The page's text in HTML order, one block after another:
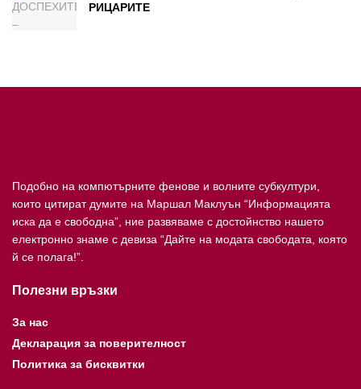
РИЦАРИТЕ
Подобно на компютърните фенове и волните субкултури,
които цитират думите на Маршал Маклуън “Информацията
иска да е свободна”, ние развяваме с достойнство нашето
електронно знаме с девиза “Дайте на модата свободата, която
й се полага!”.
Полезни връзки
За нас
Декларация за поверителност
Политика за бисквитки